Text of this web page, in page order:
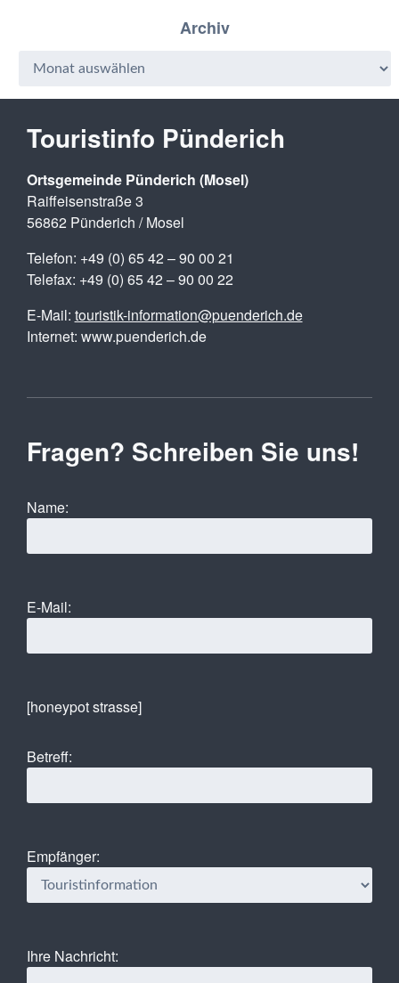
Archiv
Touristinfo Pünderich
Ortsgemeinde Pünderich (Mosel)
Raiffeisenstraße 3
56862 Pünderich / Mosel
Telefon: +49 (0) 65 42 – 90 00 21
Telefax: +49 (0) 65 42 – 90 00 22
E-Mail: touristik-information@puenderich.de
Internet: www.puenderich.de
Fragen? Schreiben Sie uns!
Name:
E-Mail:
[honeypot strasse]
Betreff:
Empfänger:
Ihre Nachricht: